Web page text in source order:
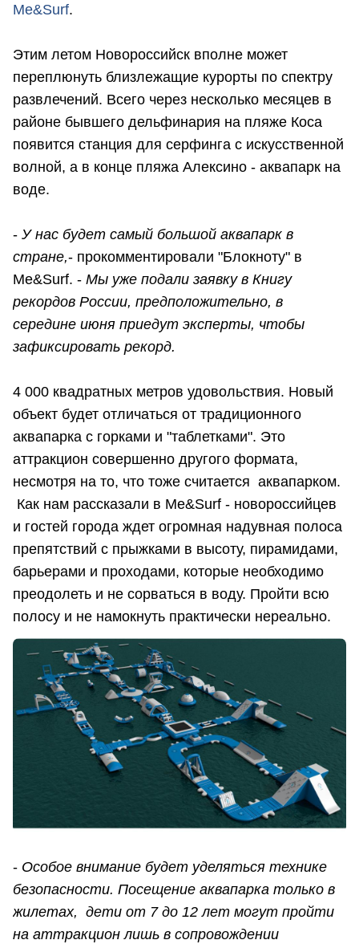
Me&Surf.
Этим летом Новороссийск вполне может
переплюнуть близлежащие курорты по спектру
развлечений. Всего через несколько месяцев в
районе бывшего дельфинария на пляже Коса
появится станция для серфинга с искусственной
волной, а в конце пляжа Алексино - аквапарк на
воде.
- У нас будет самый большой аквапарк в
стране,- прокомментировали "Блокноту" в
Me&Surf. - Мы уже подали заявку в Книгу
рекордов России, предположительно, в
середине июня приедут эксперты, чтобы
зафиксировать рекорд.
4 000 квадратных метров удовольствия. Новый
объект будет отличаться от традиционного
аквапарка с горками и "таблетками". Это
аттракцион совершенно другого формата,
несмотря на то, что тоже считается аквапарком.
Как нам рассказали в Me&Surf - новороссийцев
и гостей города ждет огромная надувная полоса
препятствий с прыжками в высоту, пирамидами,
барьерами и проходами, которые необходимо
преодолеть и не сорваться в воду. Пройти всю
полосу и не намокнуть практически нереально.
- Особое внимание будет уделяться технике
безопасности. Посещение аквапарка только в
жилетах, дети от 7 до 12 лет могут пройти
на аттракцион лишь в сопровождении